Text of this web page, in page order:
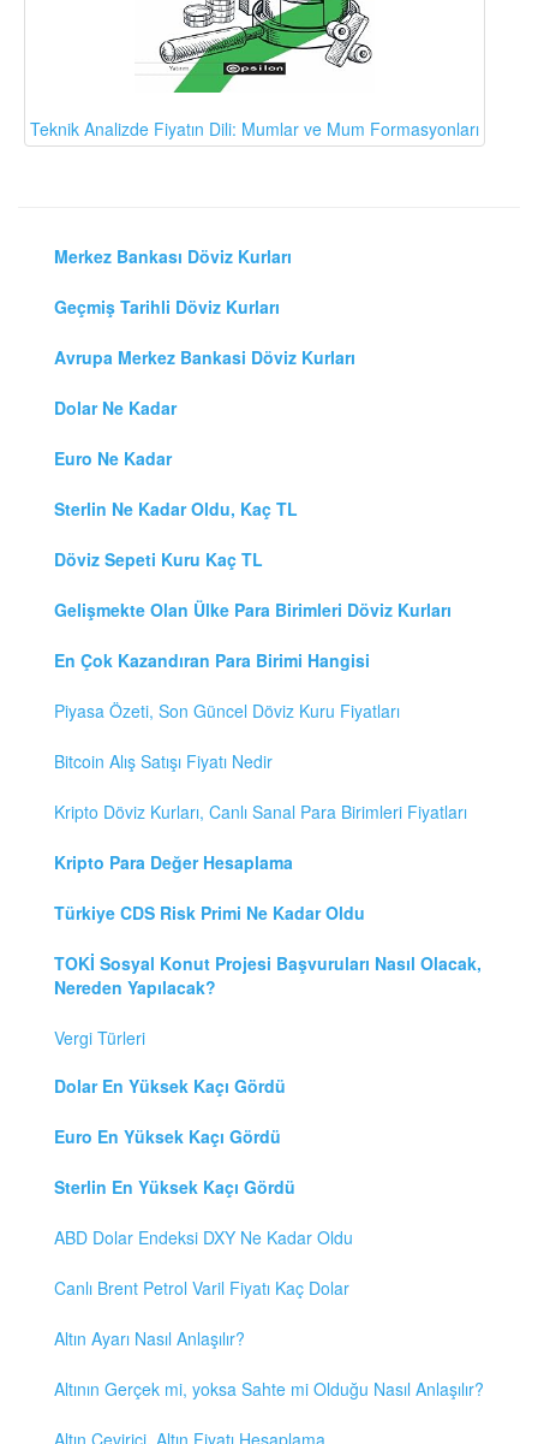
Teknik Analizde Fiyatın Dili: Mumlar ve Mum Formasyonları
Merkez Bankası Döviz Kurları
Geçmiş Tarihli Döviz Kurları
Avrupa Merkez Bankasi Döviz Kurları
Dolar Ne Kadar
Euro Ne Kadar
Sterlin Ne Kadar Oldu, Kaç TL
Döviz Sepeti Kuru Kaç TL
Gelişmekte Olan Ülke Para Birimleri Döviz Kurları
En Çok Kazandıran Para Birimi Hangisi
Piyasa Özeti, Son Güncel Döviz Kuru Fiyatları
Bitcoin Alış Satışı Fiyatı Nedir
Kripto Döviz Kurları, Canlı Sanal Para Birimleri Fiyatları
Kripto Para Değer Hesaplama
Türkiye CDS Risk Primi Ne Kadar Oldu
TOKİ Sosyal Konut Projesi Başvuruları Nasıl Olacak,
Nereden Yapılacak?
Vergi Türleri
Dolar En Yüksek Kaçı Gördü
Euro En Yüksek Kaçı Gördü
Sterlin En Yüksek Kaçı Gördü
ABD Dolar Endeksi DXY Ne Kadar Oldu
Canlı Brent Petrol Varil Fiyatı Kaç Dolar
Altın Ayarı Nasıl Anlaşılır?
Altının Gerçek mi, yoksa Sahte mi Olduğu Nasıl Anlaşılır?